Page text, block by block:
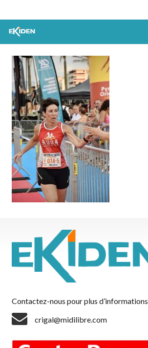
Contactez-nous pour plus d’informations
crigal@midilibre.com